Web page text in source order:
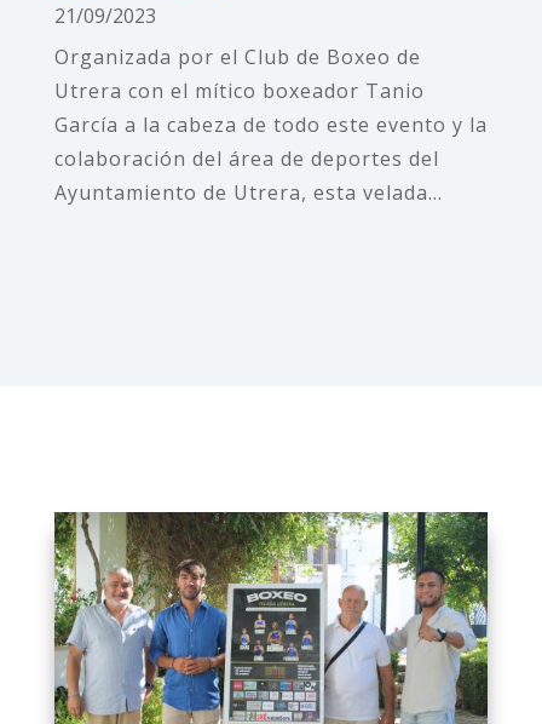
21/09/2023
Organizada por el Club de Boxeo de
Utrera con el mítico boxeador Tanio
García a la cabeza de todo este evento y la
colaboración del área de deportes del
Ayuntamiento de Utrera, esta velada...